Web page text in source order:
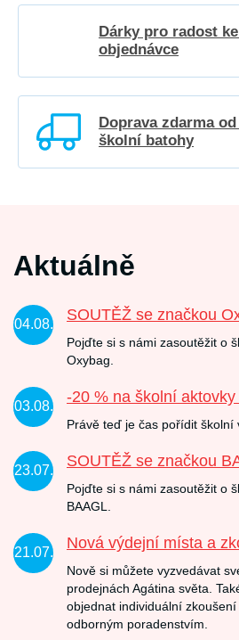
Dárky pro radost
objednávce
Doprava zdarma
školní batohy
Aktuálně
04.08.
SOUTĚŽ se značkou
Pojďte si s námi zasoutěžit o
Oxybag.
03.08.
-20 % na školní
Právě teď je čas pořídit školní
23.07.
SOUTĚŽ se značkou
Pojďte si s námi zasoutěžit o
BAAGL.
21.07.
Nová výdejní místa a
Nově si můžete vyzvedávat
prodejnách Agátina světa.
objednat individuální
odborným poradenstvím.